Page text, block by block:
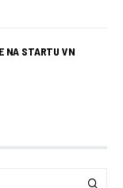
NA STARTU VN